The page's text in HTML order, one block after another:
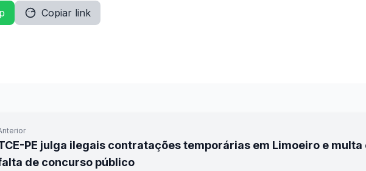
Copiar link
PE julga ilegais contratações temporárias em Limoeiro e
de concurso público